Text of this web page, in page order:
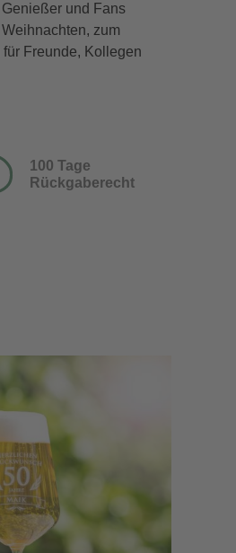
und Fans
zum
Freunde, Kollegen
100 Tage
Rückgaberecht